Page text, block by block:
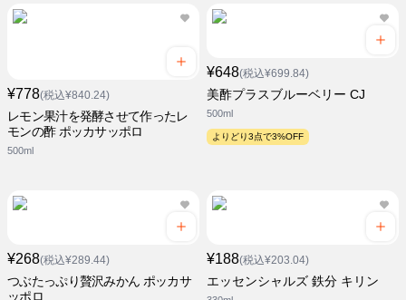
¥778(税込¥840.24)
レモン果汁を発酵させて作ったレ
モンの酢 ポッカサッポロ
500ml
¥648(税込¥699.84)
美酢プラスブルーベリー CJ
500ml
よりどり3点で3%OFF
¥268(税込¥289.44)
つぶたっぷり贅沢みかん ポッカサ
ッポロ
¥188(税込¥203.04)
エッセンシャルズ 鉄分 キリン